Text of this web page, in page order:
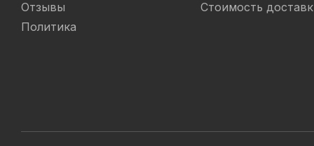
Отзывы
Политика
Стоимость